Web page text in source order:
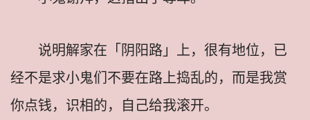
说明解家在「阴阳路」上，很有地位，已
经不是求小鬼们不要在路上捣乱的，而是我赏
你点钱，识相的，自己给我滚开。